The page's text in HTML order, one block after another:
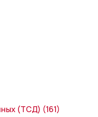
(ТСД) (161)